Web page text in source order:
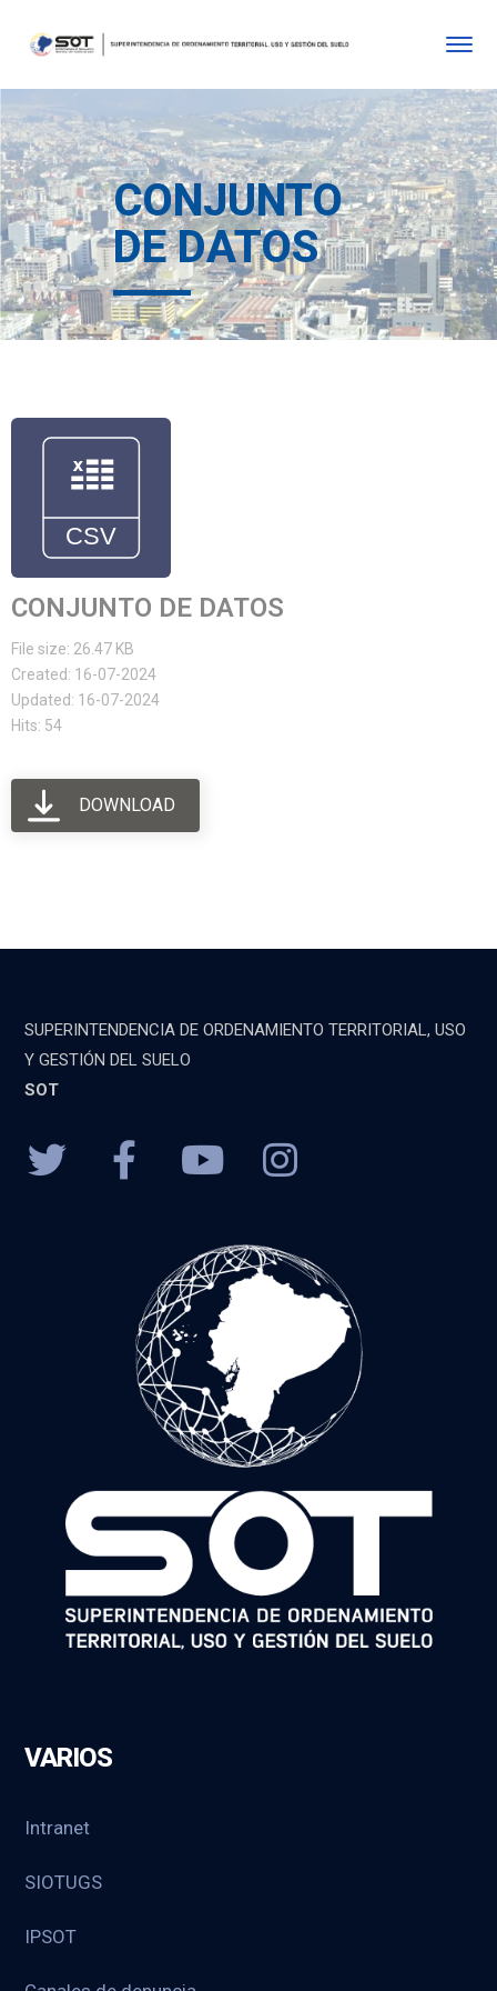
CONJUNTO
DE DATOS
CONJUNTO DE DATOS
File size: 26.47 KB
Created: 16-07-2024
Updated: 16-07-2024
Hits: 54
DOWNLOAD
SUPERINTENDENCIA DE ORDENAMIENTO TERRITORIAL, USO
Y GESTIÓN DEL SUELO
SOT
VARIOS
Intranet
SIOTUGS
IPSOT